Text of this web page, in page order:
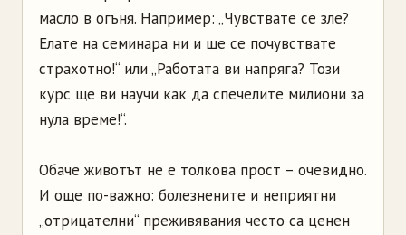
масло в огъня. Например: „Чувствате се зле?
Елате на семинара ни и ще се почувствате
страхотно!“ или „Работата ви напряга? Този
курс ще ви научи как да спечелите милиони за
нула време!“.
Обаче животът не е толкова прост – очевидно.
И още по-важно: болезнените и неприятни
„отрицателни“ преживявания често са ценен